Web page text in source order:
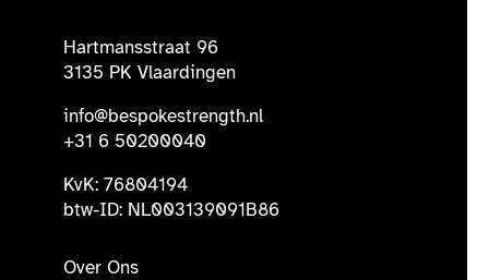
Hartmansstraat 96
3135 PK Vlaardingen
info@bespokestrength.nl
+31 6 50200040
KvK: 76804194
btw-ID: NL003139091B86
Over Ons